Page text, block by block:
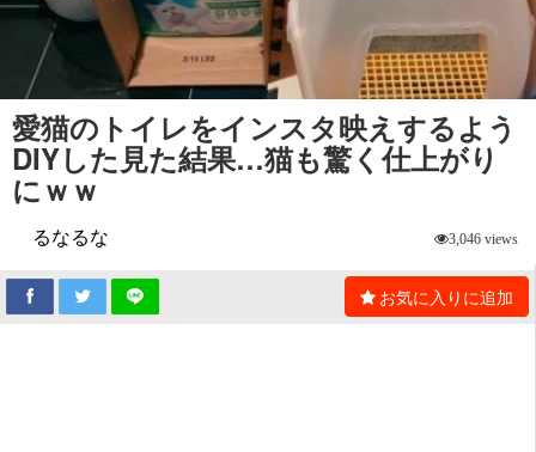
愛猫のトイレをインスタ映えするよう
DIYした見た結果…猫も驚く仕上がり
にｗｗ
るなるな 3,046 views
お気に入りに追加